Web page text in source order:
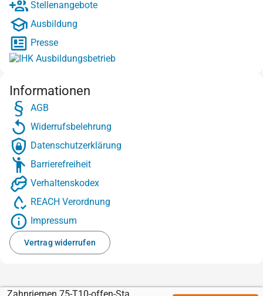
Stellenangebote
Ausbildung
Presse
Informationen
AGB
Widerrufsbelehrung
Datenschutzerklärung
Barrierefreiheit
Verhaltenskodex
REACH Verordnung
Impressum
Vertrag widerrufen